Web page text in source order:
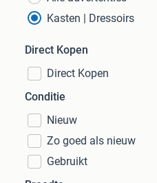
Kasten | Dressoirs
Direct Kopen
Direct Kopen
Conditie
Nieuw
Zo goed als nieuw
Gebruikt